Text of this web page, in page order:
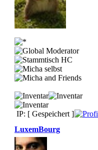
IP: [ Gespeichert ]
LuxemBourg